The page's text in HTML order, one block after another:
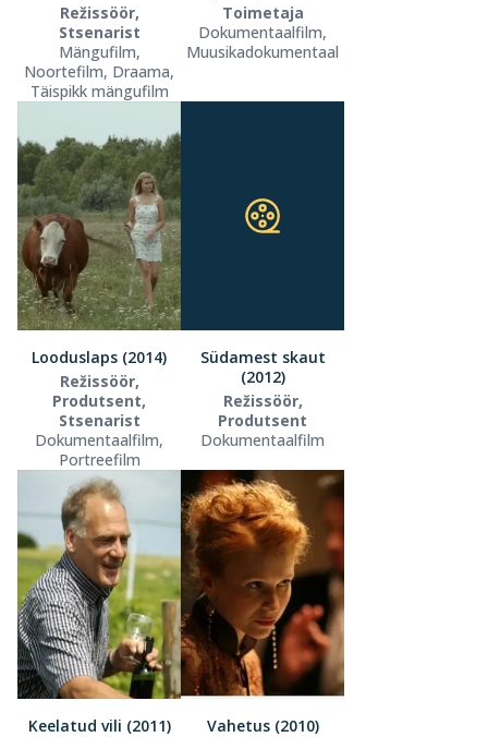
Režissöör,
Stsenarist
Mängufilm,
Noortefilm, Draama,
Täispikk mängufilm
Toimetaja
Dokumentaalfilm,
Muusikadokumentaal
Looduslaps (2014)
Režissöör,
Produtsent,
Stsenarist
Dokumentaalfilm,
Portreefilm
Südamest skaut
(2012)
Režissöör,
Produtsent
Dokumentaalfilm
Keelatud vili (2011)
Vahetus (2010)